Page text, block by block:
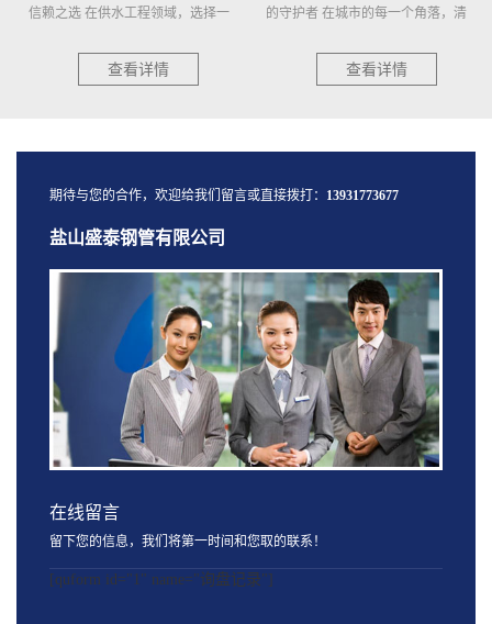
信赖之选 在供水工程领域，选择一
查看详情
的守护者 在城市的每一个角落，清
查看详情
期待与您的合作，欢迎给我们留言或直接拨打： 13931773677
盐山盛泰钢管有限公司
在线留言
留下您的信息，我们将第一时间和您取的联系！
[quform id="1" name="询盘记录"]